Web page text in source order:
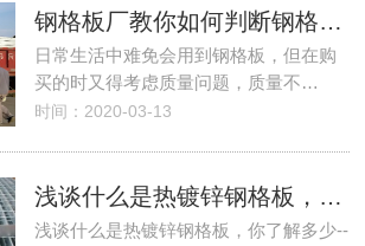
钢格板厂教你如何判断钢格板的质量-无锡钢格板
日常生活中难免会用到钢格板，但在购
买的时又得考虑质量问题，质量不…
时间：2020-03-13
浅谈什么是热镀锌钢格板，你了解多少--无锡钢格板
浅谈什么是热镀锌钢格板，你了解多少--